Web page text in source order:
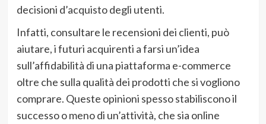
decisioni d’acquisto degli utenti.
Infatti, consultare le recensioni dei clienti, può
aiutare, i futuri acquirenti a farsi un’idea
sull’affidabilità di una piattaforma e-commerce
oltre che sulla qualità dei prodotti che si vogliono
comprare. Queste opinioni spesso stabiliscono il
successo o meno di un’attività, che sia online